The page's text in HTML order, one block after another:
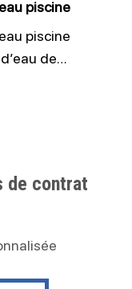
piscine
piscine
de…
de contrat